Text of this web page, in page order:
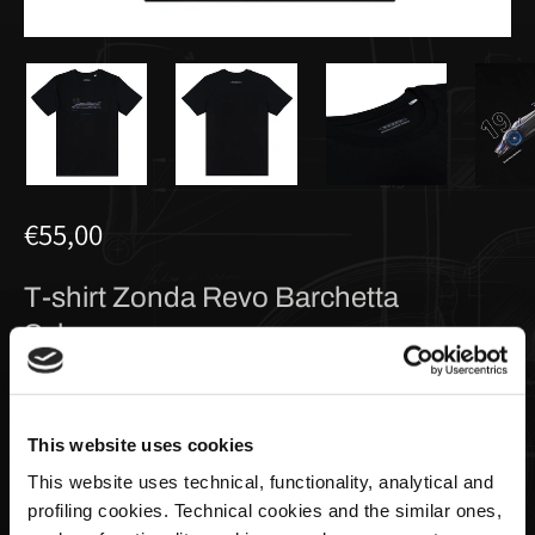
This website uses cookies
This website uses technical, functionality, analytical and
profiling cookies. Technical cookies and the similar ones,
€55,00
T-shirt Zonda Revo Barchetta
Schwarz
Menge